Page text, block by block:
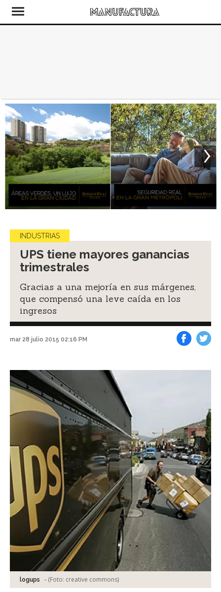
INDUSTRIAS
UPS tiene mayores ganancias
trimestrales
Gracias a una mejoría en sus márgenes,
que compensó una leve caída en los
ingresos
mar 28 julio 2015 02:16 PM
logups - (Foto: creative commons)